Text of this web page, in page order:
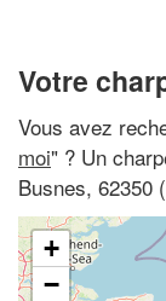
Votre
Vous avez
moi" ? Un
Busnes, 62350
+
−